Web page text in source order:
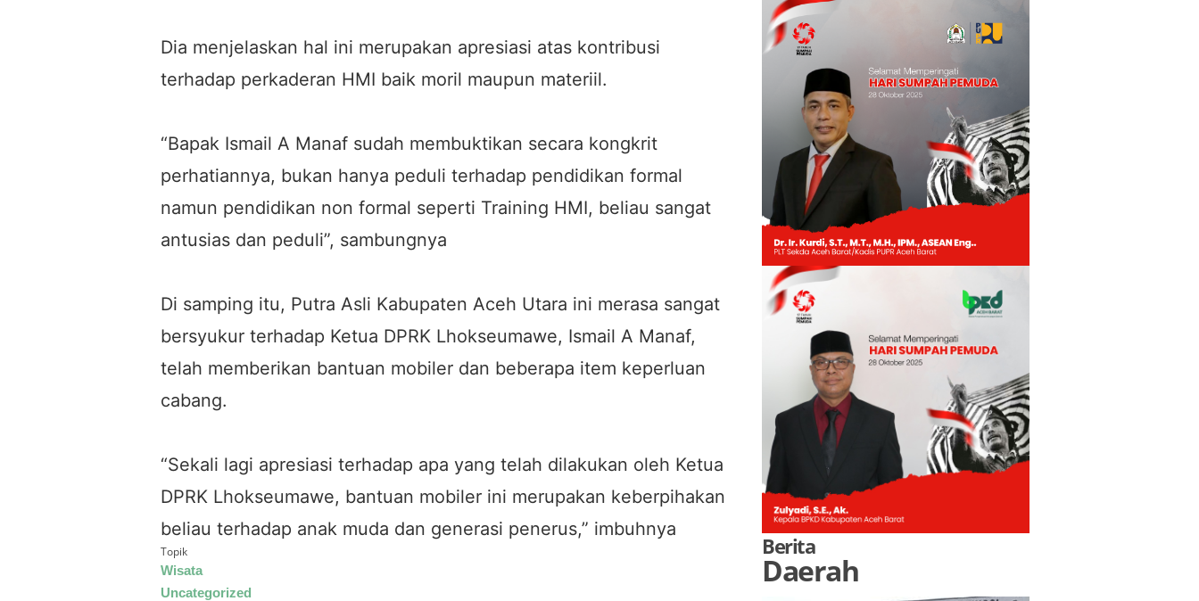
Dia menjelaskan hal ini merupakan apresiasi atas kontribusi
terhadap perkaderan HMI baik moril maupun materiil.
“Bapak Ismail A Manaf sudah membuktikan secara kongkrit
perhatiannya, bukan hanya peduli terhadap pendidikan formal
namun pendidikan non formal seperti Training HMI, beliau sangat
antusias dan peduli”, sambungnya
Di samping itu, Putra Asli Kabupaten Aceh Utara ini merasa sangat
bersyukur terhadap Ketua DPRK Lhokseumawe, Ismail A Manaf,
telah memberikan bantuan mobiler dan beberapa item keperluan
cabang.
“Sekali lagi apresiasi terhadap apa yang telah dilakukan oleh Ketua
DPRK Lhokseumawe, bantuan mobiler ini merupakan keberpihakan
beliau terhadap anak muda dan generasi penerus,” imbuhnya
Topik
Wisata
Uncategorized
Berita
Daerah